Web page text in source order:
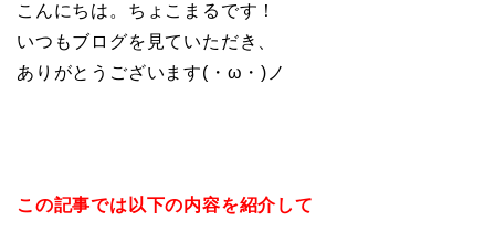
こんにちは。ちょこまるです！
いつもブログを見ていただき、
ありがとうございます(・ω・)ノ
この記事では以下の内容を紹介して